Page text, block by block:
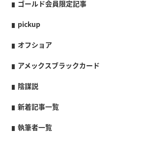
ゴールド会員限定記事
pickup
オフショア
アメックスブラックカード
陰謀説
新着記事一覧
執筆者一覧